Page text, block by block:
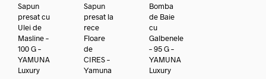
Sapun
presat cu
Ulei de
Masline –
100 G –
YAMUNA
Luxury
Sapun
presat la
rece
Floare
de
CIRES –
Yamuna
Bomba
de Baie
cu
Galbenele
– 95 G –
YAMUNA
Luxury